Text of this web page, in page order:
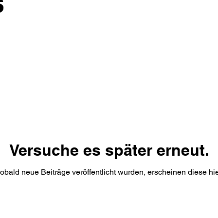
Versuche es später erneut.
neue Beiträge veröffentlicht wurden, erscheinen diese